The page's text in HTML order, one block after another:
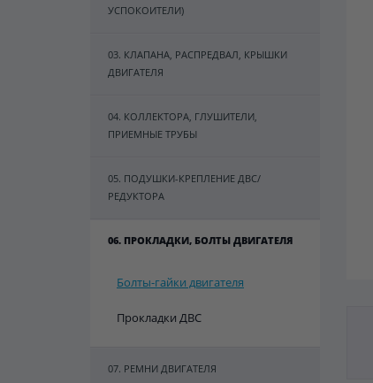
УСПОКОИТЕЛИ)
03. КЛАПАНА, РАСПРЕДВАЛ, КРЫШКИ
ДВИГАТЕЛЯ
04. КОЛЛЕКТОРА, ГЛУШИТЕЛИ,
ПРИЕМНЫЕ ТРУБЫ
05. ПОДУШКИ-КРЕПЛЕНИЕ ДВС/
РЕДУКТОРА
06. ПРОКЛАДКИ, БОЛТЫ ДВИГАТЕЛЯ
Болты-гайки двигателя
Прокладки ДВС
07. РЕМНИ ДВИГАТЕЛЯ